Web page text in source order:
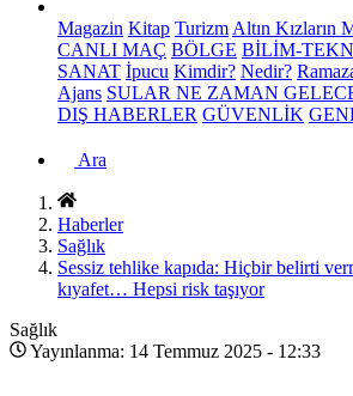
Magazin Kitap Turizm Altın Kızların
CANLI MAÇ BÖLGE BİLİM-
SANAT İpucu Kimdir? Nedir?
Ajans SULAR NE ZAMAN
DIŞ HABERLER GÜVENLİK
Ara
Haberler
Sağlık
Sessiz tehlike kapıda: Hiçbir belirti
kıyafet… Hepsi risk taşıyor
Sağlık
Yayınlanma: 14 Temmuz 2025 - 12:33